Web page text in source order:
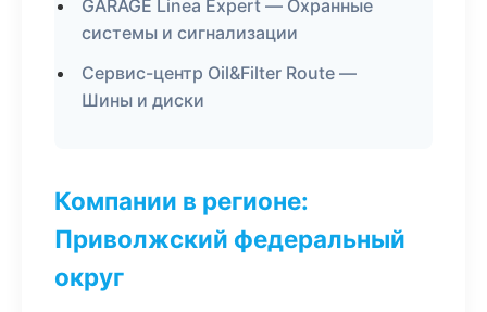
GARAGE Linea Expert — Охранные
системы и сигнализации
Сервис-центр Oil&Filter Route —
Шины и диски
Компании в регионе:
Приволжский федеральный
округ